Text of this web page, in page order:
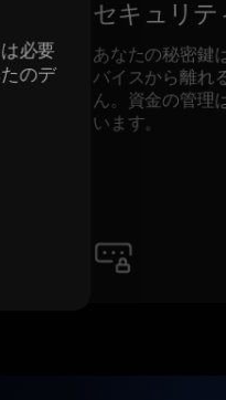
必要
のデ
セキュリテ
あなたの秘密鍵
バイスから離れ
ん。資金の管理
います。